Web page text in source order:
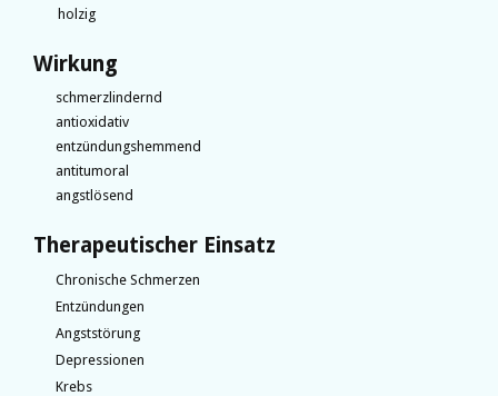
holzig
Wirkung
schmerzlindernd
antioxidativ
entzündungshemmend
antitumoral
angstlösend
Therapeutischer Einsatz
Chronische Schmerzen
Entzündungen
Angststörung
Depressionen
Krebs